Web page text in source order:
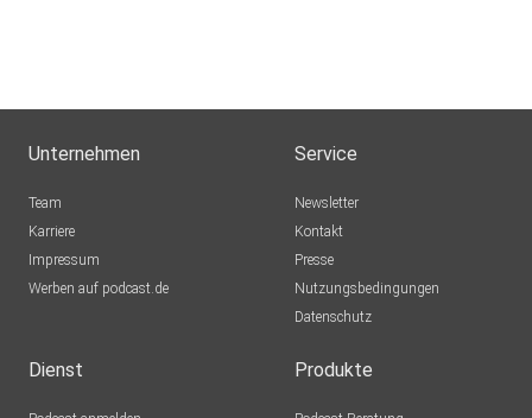
Unternehmen
Team
Karriere
Impressum
Werben auf podcast.de
Service
Newsletter
Kontakt
Presse
Nutzungsbedingungen
Datenschutz
Dienst Produkte